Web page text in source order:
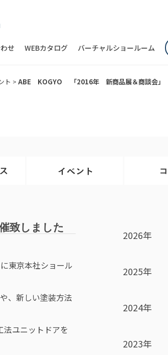
せ WEBカタログ バーチャルショールーム
ト > ABE KOGYO 「2016年 新商品展＆商談会」
致しました
東京本社ショール
、新しい塗装方法
ユニットドアを
2026年
2025年
2024年
2023年